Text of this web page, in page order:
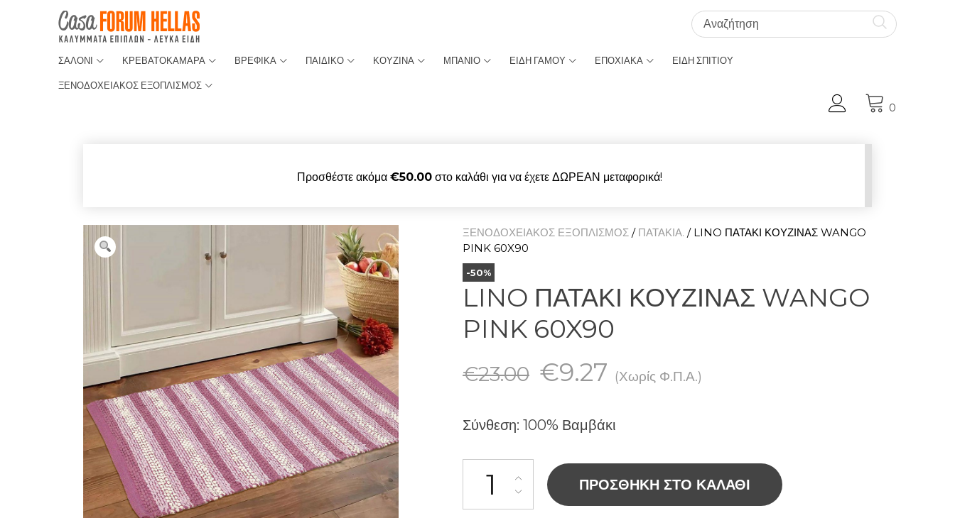
ΣΑΛΟΝΙ ΚΡΕΒΑΤΟΚΑΜΑΡΑ ΒΡΕΦΙΚΑ ΠΑΙΔΙΚΟ ΚΟΥΖΙΝΑ ΜΠΑΝΙΟ ΕΙΔΗ ΓΑΜΟΥ ΕΠΟΧΙΑΚΑ ΕΙΔΗ ΣΠΙΤΙΟΥ
ΞΕΝΟΔΟΧΕΙΑΚΟΣ ΕΞΟΠΛΙΣΜΟΣ
Ο Λογαριασμός μου
0
Προσθέστε ακόμα €50.00στο καλάθι για να έχετε ΔΩΡΕΑΝ μεταφορικά!
ΞΕΝΟΔΟΧΕΙΑΚΟΣ ΕΞΟΠΛΙΣΜΟΣ / ΠΑΤΑΚΙΑ. / LINO ΠΑΤΑΚΙ ΚΟΥΖΙΝΑΣ WANGO
PINK 60X90
-50%
LINO ΠΑΤΑΚΙ ΚΟΥΖΙΝΑΣ WANGO
PINK 60X90
€23.00 €9.27 (Χωρίς Φ.Π.Α.)
Σύνθεση: 100% Βαμβάκι
ΠΡΟΣΘΉΚΗ ΣΤΟ ΚΑΛΆΘΙ